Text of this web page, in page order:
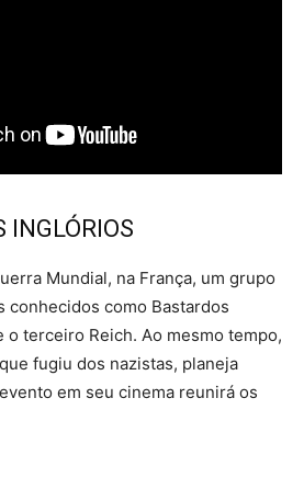
INGLÓRIOS
Mundial, na França, um grupo
conhecidos como Bastardos
terceiro Reich. Ao mesmo tempo,
fugiu dos nazistas, planeja
em seu cinema reunirá os